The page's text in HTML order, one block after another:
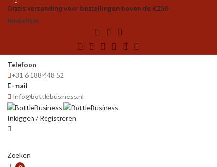
Gratis verzending voor bestellingen boven de €250
Bestellijst
Telefoon
+31 6 188 448 52
E-mail
Info@bottlebusiness.nl
Inloggen / Registreren
Zoeken
0